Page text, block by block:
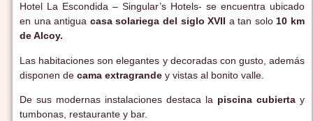
Hotel La Escondida – Singular’s Hotels- se encuentra ubicado
en una antigua casa solariega del siglo XVII a tan solo10 km
de Alcoy.
Las habitaciones son elegantes y decoradas con gusto, además
disponen de cama extragrande y vistas al bonito valle.
De sus modernas instalaciones destaca la piscina cubierta y
tumbonas, restaurante y bar.